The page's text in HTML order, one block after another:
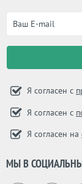
Я согласен с
Я согласен с
Я согласен на
МЫ В